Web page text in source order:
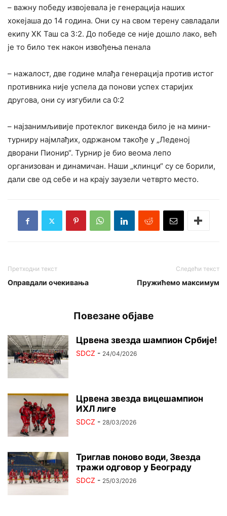
– важну победу извојевала је генерација наших
хокејаша до 14 година. Они су на свом терену савладали
екипу ХК Таш са 3:2. До победе се није дошло лако, већ
је то било тек након извођења пенала
– нажалост, две године млађа генерација против истог
противника није успела да понови успех старијих
другова, они су изгубили са 0:2
– најзанимљивије протеклог викенда било је на мини-
турниру најмлађих, одржаном такође у „Леденој
дворани Пионир“. Турнир је био веома лепо
организован и динамичан. Наши „клинци“ су се борили,
дали све од себе и на крају заузели четврто место.
Претходни текст
Оправдали очекивања
Следећи текст
Пружићемо максимум
Повезане објаве
Црвена звезда шампион Србије!
SDCZ - 24/04/2026
Црвена звезда вицешампион
ИХЛ лиге
SDCZ - 28/03/2026
Триглав поново води, Звезда
тражи одговор у Београду
SDCZ - 25/03/2026